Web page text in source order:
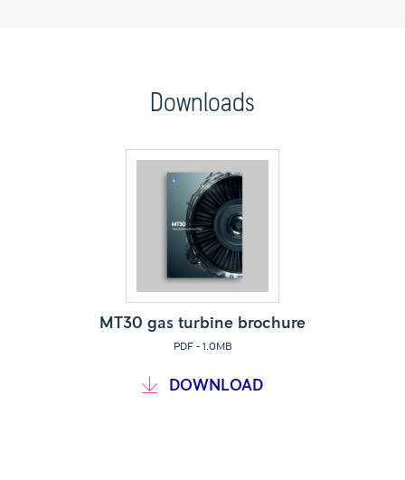
Downloads
MT30 gas turbine brochure
PDF - 1.0MB
DOWNLOAD
다운로드